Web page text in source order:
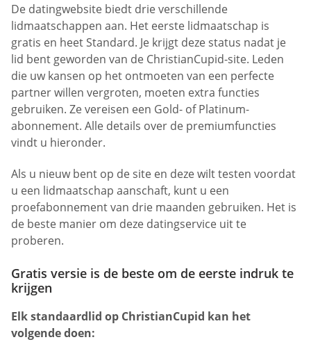
De datingwebsite biedt drie verschillende
lidmaatschappen aan. Het eerste lidmaatschap is
gratis en heet Standard. Je krijgt deze status nadat je
lid bent geworden van de ChristianCupid-site. Leden
die uw kansen op het ontmoeten van een perfecte
partner willen vergroten, moeten extra functies
gebruiken. Ze vereisen een Gold- of Platinum-
abonnement. Alle details over de premiumfuncties
vindt u hieronder.
Als u nieuw bent op de site en deze wilt testen voordat
u een lidmaatschap aanschaft, kunt u een
proefabonnement van drie maanden gebruiken. Het is
de beste manier om deze datingservice uit te
proberen.
Gratis versie is de beste om de eerste indruk te
krijgen
Elk standaardlid op ChristianCupid kan het
volgende doen: